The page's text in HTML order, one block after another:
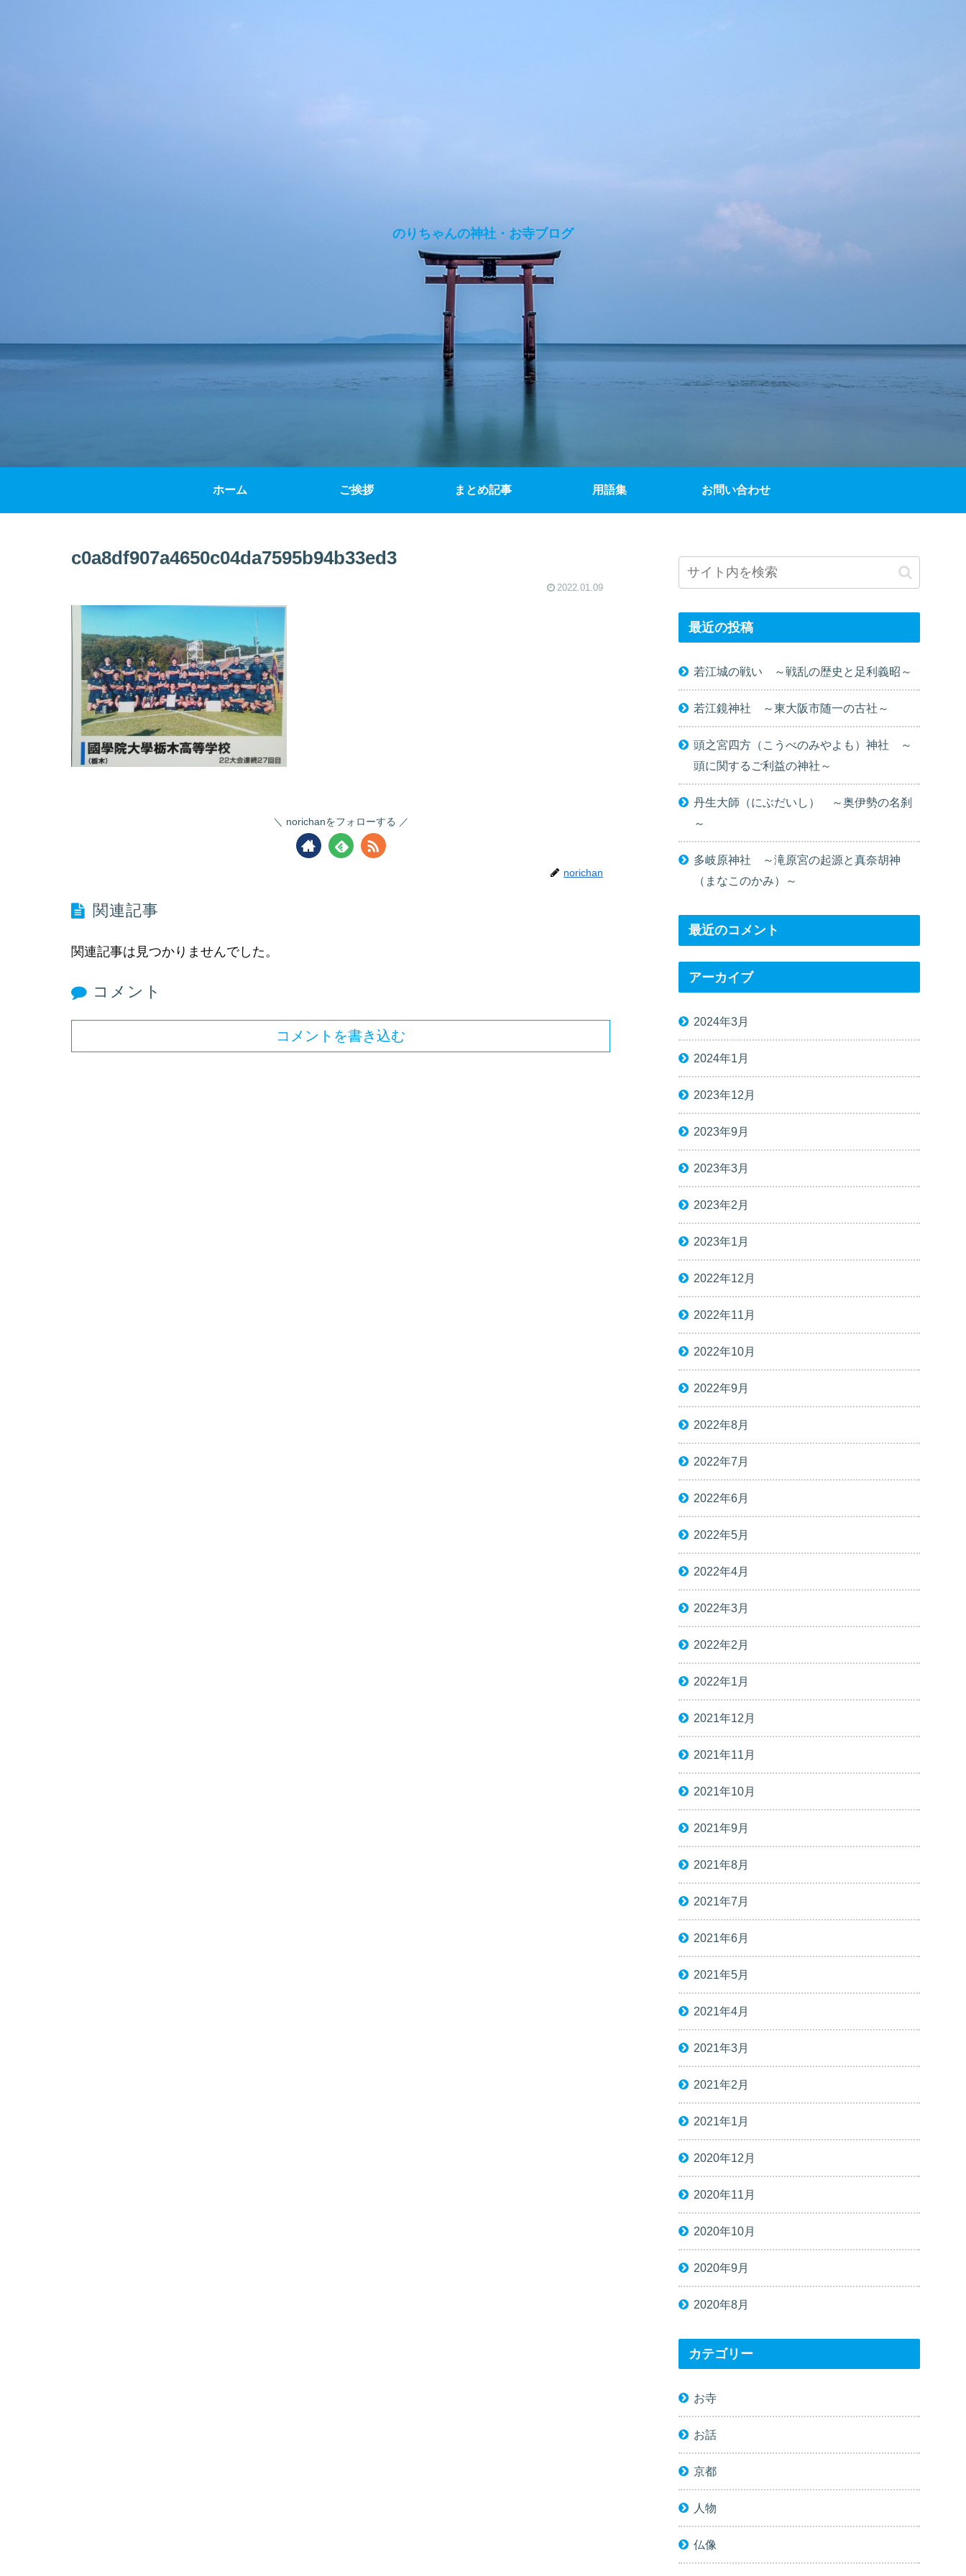
のりちゃんの神社・お寺ブログ
ホーム ご挨拶 まとめ記事 用語集 お問い合わせ
c0a8df907a4650c04da7595b94b33ed3
2022.01.09
norichanをフォローする
norichan
関連記事
関連記事は見つかりませんでした。
コメント
コメントを書き込む
最近の投稿
若江城の戦い ～戦乱の歴史と足利義昭～
若江鏡神社 ～東大阪市随一の古社～
頭之宮四方（こうべのみやよも）神社 ～
頭に関するご利益の神社～
丹生大師（にぶだいし） ～奥伊勢の名刹
～
多岐原神社 ～滝原宮の起源と真奈胡神
（まなこのかみ）～
最近のコメント
アーカイブ
2024年3月
2024年1月
2023年12月
2023年9月
2023年3月
2023年2月
2023年1月
2022年12月
2022年11月
2022年10月
2022年9月
2022年8月
2022年7月
2022年6月
2022年5月
2022年4月
2022年3月
2022年2月
2022年1月
2021年12月
2021年11月
2021年10月
2021年9月
2021年8月
2021年7月
2021年6月
2021年5月
2021年4月
2021年3月
2021年2月
2021年1月
2020年12月
2020年11月
2020年10月
2020年9月
2020年8月
カテゴリー
お寺
お話
京都
人物
仏像